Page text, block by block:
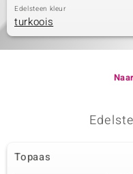
Edelsteen kleur
turkoois
Topaas